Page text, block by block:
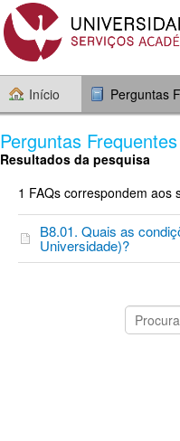
Início Perguntas
Perguntas
Resultados da pesquisa
1 FAQs correspondem aos
B8.01. Quais as
Universidade)?